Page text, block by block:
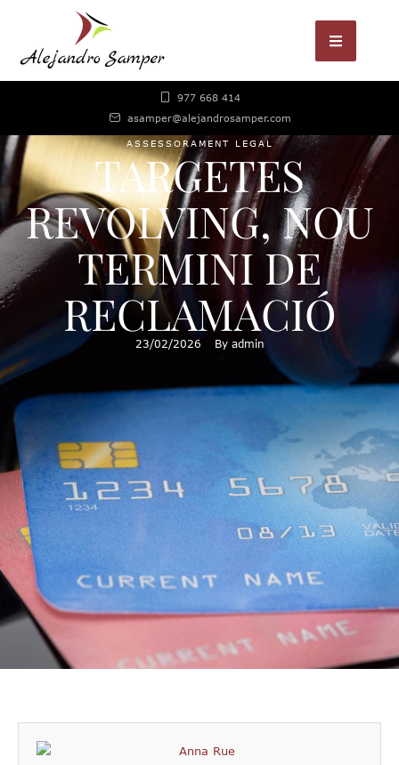
977 668 414
asamper@alejandrosamper.com
ASSESSORAMENT LEGAL
TARGETES
REVOLVING, NOU
TERMINI DE
RECLAMACIÓ
23/02/2026 By admin